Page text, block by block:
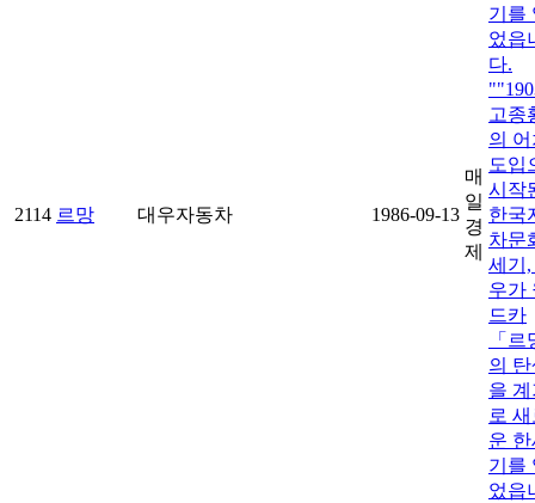
2114 르망 대우자동차 1986-09-13
매
일
경
제
기를
었읍
다.
고종
의
도입
시작
한국
차문
세기,
우가
드카
「
의
을
로
운
기를
었읍